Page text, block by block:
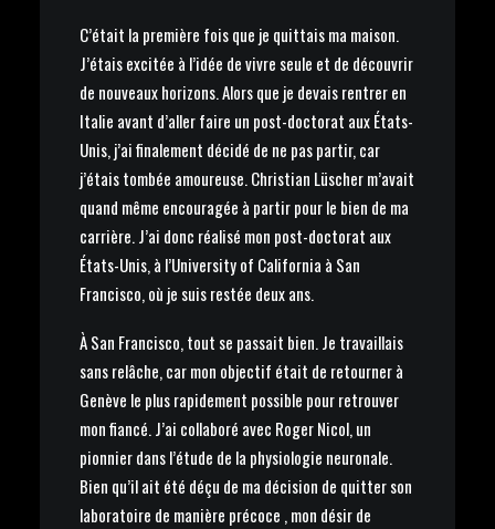
C’était la première fois que je quittais ma maison.
J’étais excitée à l’idée de vivre seule et de découvrir
de nouveaux horizons. Alors que je devais rentrer en
Italie avant d’aller faire un post-doctorat aux États-
Unis, j’ai finalement décidé de ne pas partir, car
j’étais tombée amoureuse. Christian Lüscher m’avait
quand même encouragée à partir pour le bien de ma
carrière. J’ai donc réalisé mon post-doctorat aux
États-Unis, à l’University of California à San
Francisco, où je suis restée deux ans.
À San Francisco, tout se passait bien. Je travaillais
sans relâche, car mon objectif était de retourner à
Genève le plus rapidement possible pour retrouver
mon fiancé. J’ai collaboré avec Roger Nicol, un
pionnier dans l’étude de la physiologie neuronale.
Bien qu’il ait été déçu de ma décision de quitter son
laboratoire de manière précoce , mon désir de